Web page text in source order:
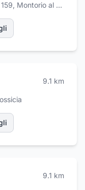
, Montorio al Vomano
9.1 km
9.1 km